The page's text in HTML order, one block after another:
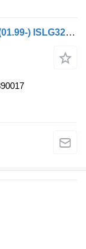
Двигатель FLEETGUARD,ZF Urbino (01.99-) ISLG320 для автобуса Solaris Urbino, Alpino, Vacanza (1999-)